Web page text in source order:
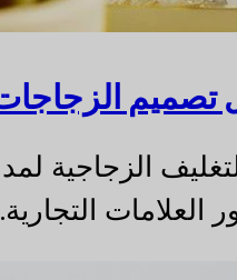
التجارية.